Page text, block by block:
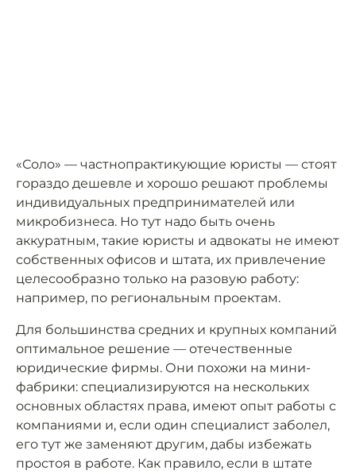
«Соло» — частнопрактикующие юристы — стоят
гораздо дешевле и хорошо решают проблемы
индивидуальных предпринимателей или
микробизнеса. Но тут надо быть очень
аккуратным, такие юристы и адвокаты не имеют
собственных офисов и штата, их привлечение
целесообразно только на разовую работу:
например, по региональным проектам.
Для большинства средних и крупных компаний
оптимальное решение — отечественные
юридические фирмы. Они похожи на мини-
фабрики: специализируются на нескольких
основных областях права, имеют опыт работы с
компаниями и, если один специалист заболел,
его тут же заменяют другим, дабы избежать
простоя в работе. Как правило, если в штате